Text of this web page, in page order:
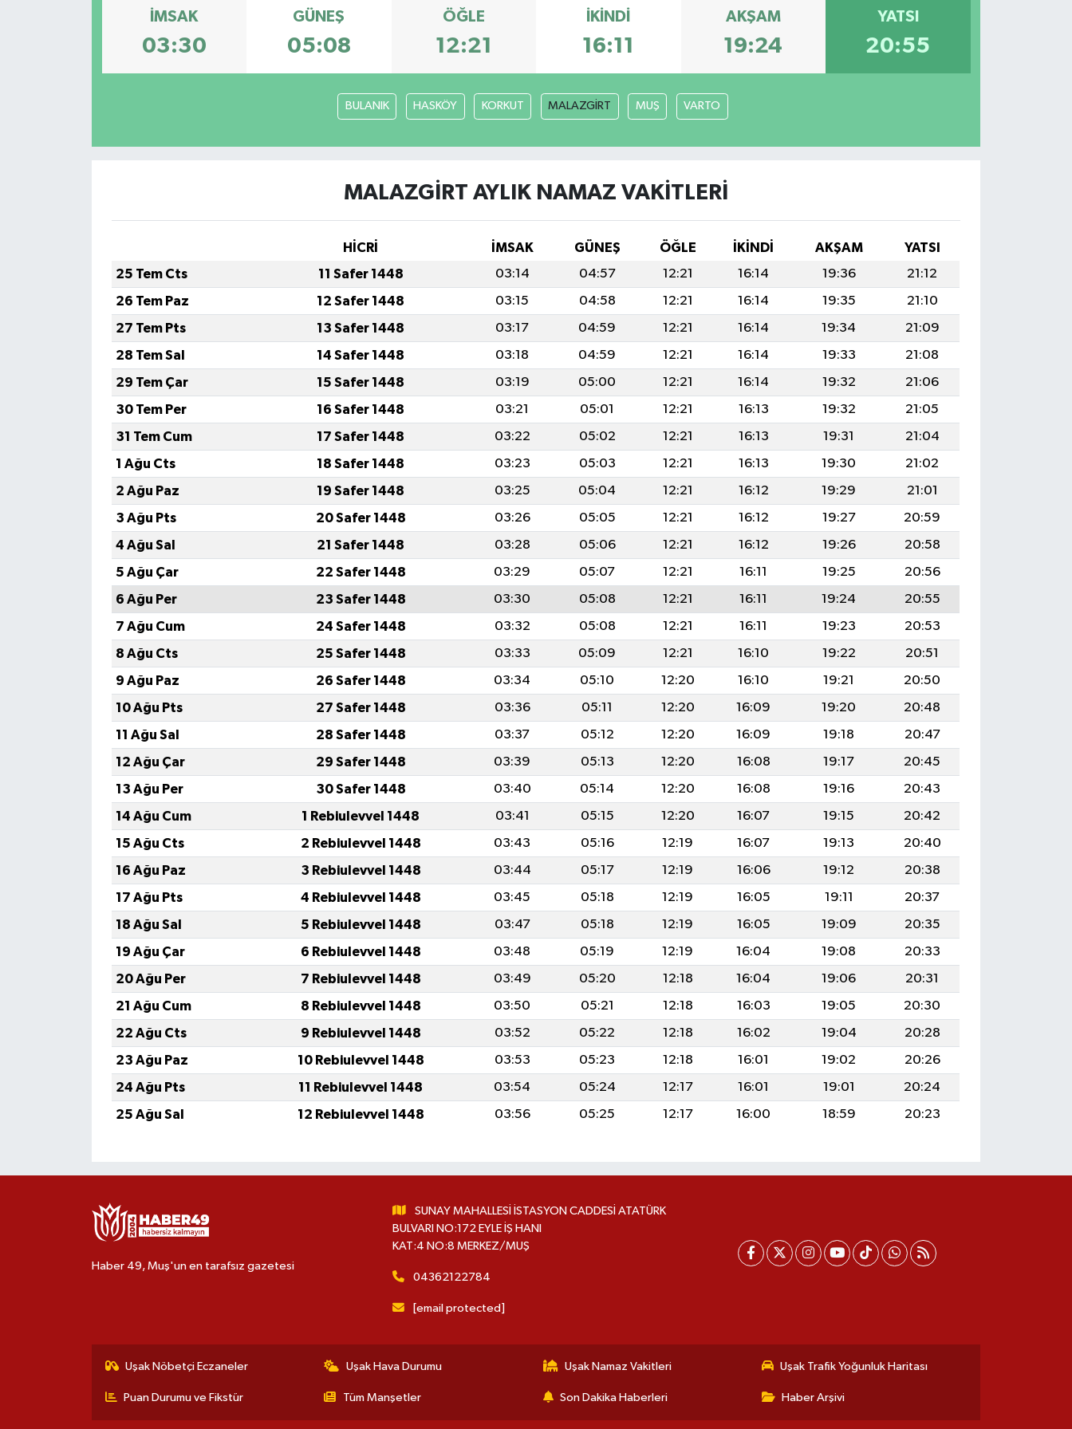
İMSAK
03:30
GÜNEŞ
05:08
ÖĞLE
12:21
İKINDI
16:11
AKŞAM
19:24
YATSI
20:55
BULANIK HASKÖY KORKUT MALAZGİRT MUŞ VARTO
MALAZGİRT AYLIK NAMAZ VAKITLERI
HİCRİ İMSAK GÜNEŞ ÖĞLE İKINDI AKŞAM
YATSI
25 Tem Cts
11 Safer 1448 03:14 04:57 12:21 16:14 19:36
21:12
26 Tem Paz
12 Safer 1448 03:15 04:58 12:21 16:14 19:35
21:10
27 Tem Pts
13 Safer 1448 03:17 04:59 12:21 16:14 19:34
21:09
28 Tem Sal
14 Safer 1448 03:18 04:59 12:21 16:14 19:33
21:08
29 Tem Çar
15 Safer 1448 03:19 05:00 12:21 16:14 19:32
21:06
30 Tem Per
16 Safer 1448 03:21 05:01 12:21 16:13 19:32
21:05
31 Tem Cum
17 Safer 1448 03:22 05:02 12:21 16:13 19:31
21:04
1 Ağu Cts
18 Safer 1448 03:23 05:03 12:21 16:13 19:30
21:02
2 Ağu Paz
19 Safer 1448 03:25 05:04 12:21 16:12 19:29
21:01
3 Ağu Pts
20 Safer 1448 03:26 05:05 12:21 16:12 19:27
20:59
4 Ağu Sal
21 Safer 1448 03:28 05:06 12:21 16:12 19:26
20:58
5 Ağu Çar
22 Safer 1448 03:29 05:07 12:21 16:11 19:25
20:56
6 Ağu Per
23 Safer 1448 03:30 05:08 12:21 16:11 19:24
20:55
7 Ağu Cum
24 Safer 1448 03:32 05:08 12:21 16:11 19:23
20:53
8 Ağu Cts
25 Safer 1448 03:33 05:09 12:21 16:10 19:22
20:51
9 Ağu Paz
26 Safer 1448 03:34 05:10 12:20 16:10 19:21
20:50
10 Ağu Pts
27 Safer 1448 03:36 05:11 12:20 16:09 19:20
20:48
11 Ağu Sal
28 Safer 1448 03:37 05:12 12:20 16:09 19:18
20:47
12 Ağu Çar
29 Safer 1448 03:39 05:13 12:20 16:08 19:17
20:45
13 Ağu Per
30 Safer 1448 03:40 05:14 12:20 16:08 19:16
20:43
14 Ağu Cum
1 Rebiulevvel 1448 03:41 05:15 12:20 16:07 19:15
20:42
15 Ağu Cts
2 Rebiulevvel 1448 03:43 05:16 12:19 16:07 19:13
20:40
16 Ağu Paz
3 Rebiulevvel 1448 03:44 05:17 12:19 16:06 19:12
20:38
17 Ağu Pts
4 Rebiulevvel 1448 03:45 05:18 12:19 16:05 19:11
20:37
18 Ağu Sal
5 Rebiulevvel 1448 03:47 05:18 12:19 16:05 19:09
20:35
19 Ağu Çar
6 Rebiulevvel 1448 03:48 05:19 12:19 16:04 19:08
20:33
20 Ağu Per
7 Rebiulevvel 1448 03:49 05:20 12:18 16:04 19:06
20:31
21 Ağu Cum
8 Rebiulevvel 1448 03:50 05:21 12:18 16:03 19:05
20:30
22 Ağu Cts
9 Rebiulevvel 1448 03:52 05:22 12:18 16:02 19:04
20:28
23 Ağu Paz
10 Rebiulevvel 1448 03:53 05:23 12:18 16:01 19:02
20:26
24 Ağu Pts
11 Rebiulevvel 1448 03:54 05:24 12:17 16:01 19:01
20:24
25 Ağu Sal
12 Rebiulevvel 1448 03:56 05:25 12:17 16:00 18:59 20:23
Haber 49, Muş'un en tarafsız gazetesi
SUNAY MAHALLESİ İSTASYON CADDESİ ATATÜRK
BULVARI NO:172 EYLE İŞ HANI
KAT:4 NO:8 MERKEZ/MUŞ
04362122784
[email protected]
Uşak Nöbetçi Eczaneler Uşak Hava Durumu Uşak Namaz Vakitleri Uşak Trafik Yoğunluk Haritası
Puan Durumu ve Fikstür Tüm Manşetler Son Dakika Haberleri Haber Arşivi